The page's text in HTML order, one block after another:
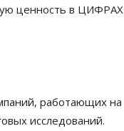
ценность в ЦИФРАХ
работающих на
исследований.